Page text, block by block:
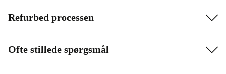
Refurbed processen
Ofte stillede spørgsmål